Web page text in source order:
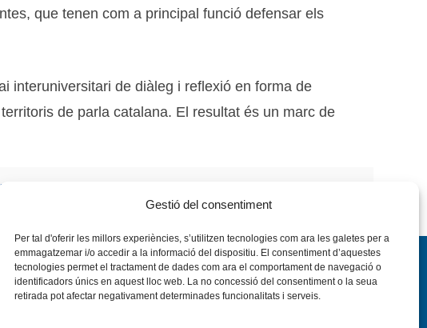
Gestió del consentiment
Per tal d'oferir les millors experiències, s’utilitzen tecnologies com ara les galetes per a
emmagatzemar i/o accedir a la informació del dispositiu. El consentiment d’aquestes
tecnologies permet el tractament de dades com ara el comportament de navegació o
identificadors únics en aquest lloc web. La no concessió del consentiment o la seua
retirada pot afectar negativament determinades funcionalitats i serveis.
que tenen com a principal funció defensar els
interuniversitari de diàleg i reflexió en forma de
de parla catalana. El resultat és un marc de